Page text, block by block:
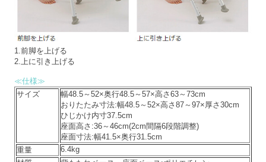
1.前脚を上げる
2.上に引き上げる
≪仕様≫
サイズ
幅48.5～52×奥行48.5～57×高さ63～73cm
おりたたみ寸法:幅48.5～52×高さ87～97×厚さ30cm
ひじかけ内寸37.5cm
座面高さ:36～46cm(2cm間隔6段階調整)
座面寸法:幅41.5×奥行31.5cm
重量
6.4kg